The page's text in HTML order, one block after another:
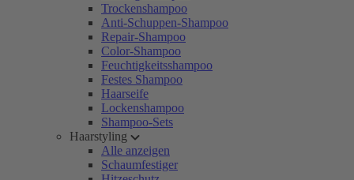
Trockenshampoo
Anti-Schuppen-Shampoo
Repair-Shampoo
Color-Shampoo
Feuchtigkeitsshampoo
Festes Shampoo
Haarseife
Lockenshampoo
Shampoo-Sets
Haarstyling
Alle anzeigen
Schaumfestiger